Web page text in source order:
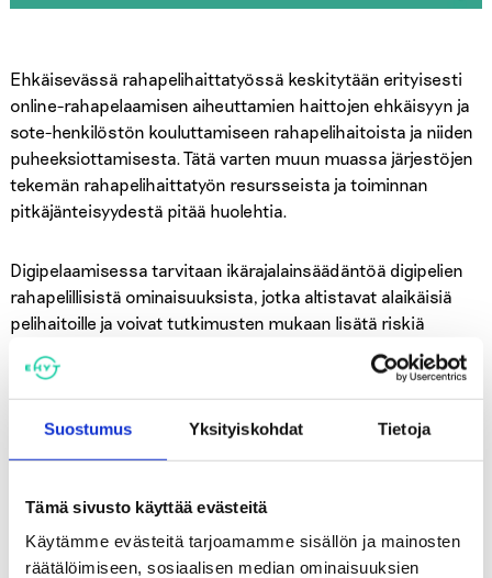
Suostumus Yksityiskohdat Tietoja
Tämä sivusto käyttää evästeitä
Käytämme evästeitä tarjoamamme sisällön ja mainosten
räätälöimiseen, sosiaalisen median ominaisuuksien
Ehkäisevässä rahapelihaittatyössä keskitytään erityisesti
online-rahapelaamisen aiheuttamien haittojen ehkäisyyn ja
sote-henkilöstön kouluttamiseen rahapelihaitoista ja niiden
puheeksiottamisesta. Tätä varten muun muassa järjestöjen
tekemän rahapelihaittatyön resursseista ja toiminnan
pitkäjänteisyydestä pitää huolehtia.
Digipelaamisessa tarvitaan ikärajalainsäädäntöä digipelien
rahapelillisistä ominaisuuksista, jotka altistavat alaikäisiä
pelihaitoille ja voivat tutkimusten mukaan lisätä riskiä
rahapelihaittojen kehittymiselle – esimerkkinä yllätyslaatikot
eli lootboxit tai simuloitu rahapelaaminen.